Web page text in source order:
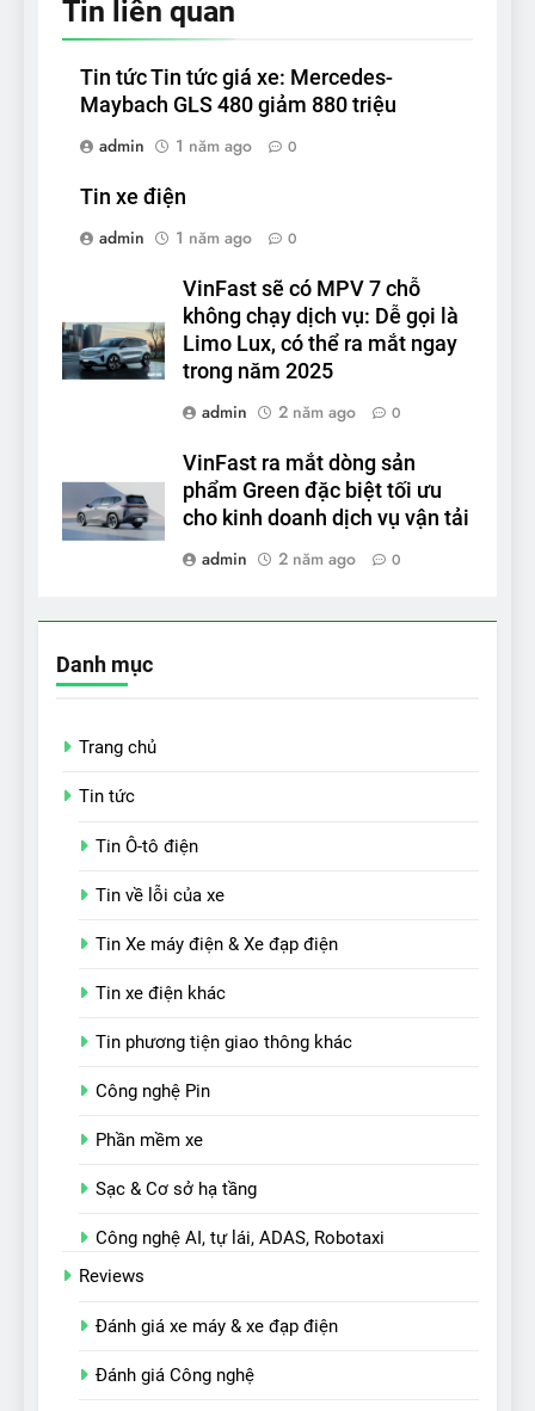
Tin liên quan
Tin tức Tin tức giá xe: Mercedes-
Maybach GLS 480 giảm 880 triệu
admin
1 năm ago 0
Tin xe điện
admin
1 năm ago 0
VinFast sẽ có MPV 7 chỗ
không chạy dịch vụ: Dễ gọi là
Limo Lux, có thể ra mắt ngay
trong năm 2025
admin
2 năm ago 0
VinFast ra mắt dòng sản
phẩm Green đặc biệt tối ưu
cho kinh doanh dịch vụ vận tải
admin
2 năm ago 0
Danh mục
Trang chủ
Tin tức
Tin Ô-tô điện
Tin về lỗi của xe
Tin Xe máy điện & Xe đạp điện
Tin xe điện khác
Tin phương tiện giao thông khác
Công nghệ Pin
Phần mềm xe
Sạc & Cơ sở hạ tầng
Công nghệ AI, tự lái, ADAS, Robotaxi
Reviews
Đánh giá xe máy & xe đạp điện
Đánh giá Công nghệ